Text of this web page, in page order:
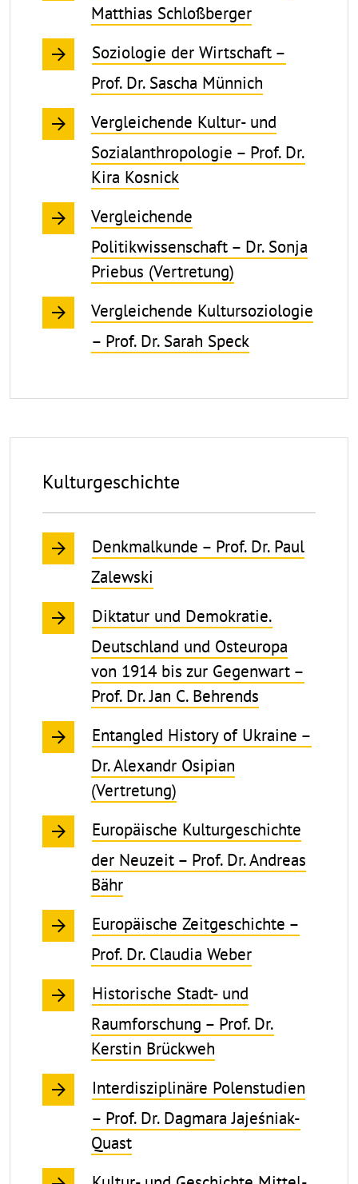
Matthias Schloßberger
Soziologie der Wirtschaft –
Prof. Dr. Sascha Münnich
Vergleichende Kultur- und
Sozialanthropologie – Prof. Dr.
Kira Kosnick
Vergleichende
Politikwissenschaft – Dr. Sonja
Priebus (Vertretung)
Vergleichende Kultursoziologie
– Prof. Dr. Sarah Speck
Kulturgeschichte
Denkmalkunde – Prof. Dr. Paul
Zalewski
Diktatur und Demokratie.
Deutschland und Osteuropa
von 1914 bis zur Gegenwart –
Prof. Dr. Jan C. Behrends
Entangled History of Ukraine –
Dr. Alexandr Osipian
(Vertretung)
Europäische Kulturgeschichte
der Neuzeit – Prof. Dr. Andreas
Bähr
Europäische Zeitgeschichte –
Prof. Dr. Claudia Weber
Historische Stadt- und
Raumforschung – Prof. Dr.
Kerstin Brückweh
Interdisziplinäre Polenstudien
– Prof. Dr. Dagmara Jajeśniak-
Quast